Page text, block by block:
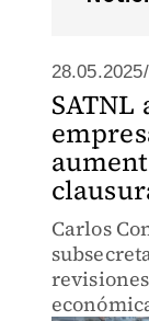
28.05.2025/
Carlos